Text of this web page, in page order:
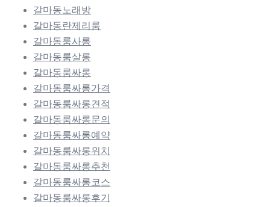
갈마동노래방
갈마동란제리룸
갈마동룸사롱
갈마동룸살롱
갈마동룸싸롱
갈마동룸싸롱가격
갈마동룸싸롱견적
갈마동룸싸롱문의
갈마동룸싸롱예약
갈마동룸싸롱위치
갈마동룸싸롱추천
갈마동룸싸롱코스
갈마동룸싸롱후기